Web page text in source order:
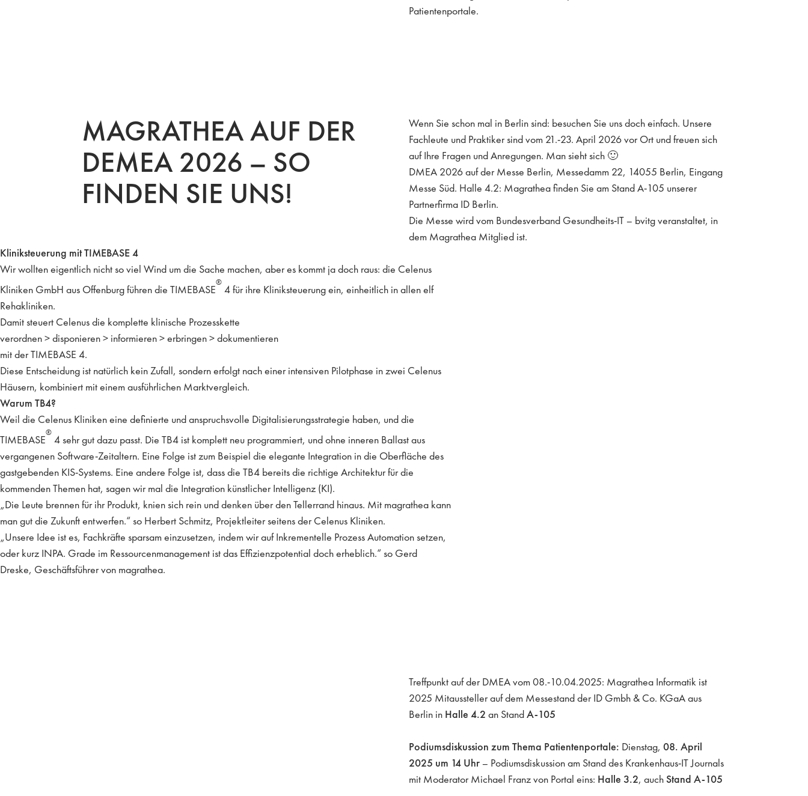
Patientenportale.
MAGRATHEA AUF DER
DEMEA 2026 – SO
FINDEN SIE UNS!
Wenn Sie schon mal in Berlin sind: besuchen Sie uns doch einfach. Unsere
Fachleute und Praktiker sind vom 21.-23. April 2026 vor Ort und freuen sich
auf Ihre Fragen und Anregungen. Man sieht sich 🙂
DMEA 2026 auf der Messe Berlin, Messedamm 22, 14055 Berlin, Eingang
Messe Süd. Halle 4.2: Magrathea finden Sie am Stand A-105 unserer
Partnerfirma ID Berlin.
Die Messe wird vom Bundesverband Gesundheits-IT – bvitg veranstaltet, in
dem Magrathea Mitglied ist.
Kliniksteuerung mit TIMEBASE 4
Wir wollten eigentlich nicht so viel Wind um die Sache machen, aber es kommt ja doch raus: die Celenus
Kliniken GmbH aus Offenburg führen die TIMEBASE
®
4 für ihre Kliniksteuerung ein, einheitlich in allen elf
Rehakliniken.
Damit steuert Celenus die komplette klinische Prozesskette
verordnen > disponieren > informieren > erbringen > dokumentieren
mit der TIMEBASE 4.
Diese Entscheidung ist natürlich kein Zufall, sondern erfolgt nach einer intensiven Pilotphase in zwei Celenus
Häusern, kombiniert mit einem ausführlichen Marktvergleich.
Warum TB4?
Weil die Celenus Kliniken eine definierte und anspruchsvolle Digitalisierungsstrategie haben, und die
TIMEBASE
®
4 sehr gut dazu passt. Die TB4 ist komplett neu programmiert, und ohne inneren Ballast aus
vergangenen Software-Zeitaltern. Eine Folge ist zum Beispiel die elegante Integration in die Oberfläche des
gastgebenden KIS-Systems. Eine andere Folge ist, dass die TB4 bereits die richtige Architektur für die
kommenden Themen hat, sagen wir mal die Integration künstlicher Intelligenz (KI).
„Die Leute brennen für ihr Produkt, knien sich rein und denken über den Tellerrand hinaus. Mit magrathea kann
man gut die Zukunft entwerfen.“ so Herbert Schmitz, Projektleiter seitens der Celenus Kliniken.
„Unsere Idee ist es, Fachkräfte sparsam einzusetzen, indem wir auf Inkrementelle Prozess Automation setzen,
oder kurz INPA. Grade im Ressourcenmanagement ist das Effizienzpotential doch erheblich.“ so Gerd
Dreske, Geschäftsführer von magrathea.
Treffpunkt auf der DMEA vom 08.-10.04.2025: Magrathea Informatik ist
2025 Mitaussteller auf dem Messestand der ID Gmbh & Co. KGaA aus
Berlin in Halle 4.2 an StandA-105
Podiumsdiskussion zum Thema Patientenportale: Dienstag, 08. April
2025 um 14 Uhr – Podiumsdiskussion am Stand des Krankenhaus-IT Journals
mit Moderator Michael Franz von Portal eins: Halle 3.2, auch Stand A-105